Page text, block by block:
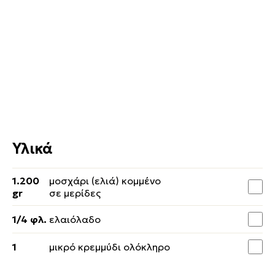
Υλικά
1.200
gr
μοσχάρι (ελιά) κομμένο
σε μερίδες
1/4 φλ. ελαιόλαδο
1 μικρό κρεμμύδι ολόκληρο